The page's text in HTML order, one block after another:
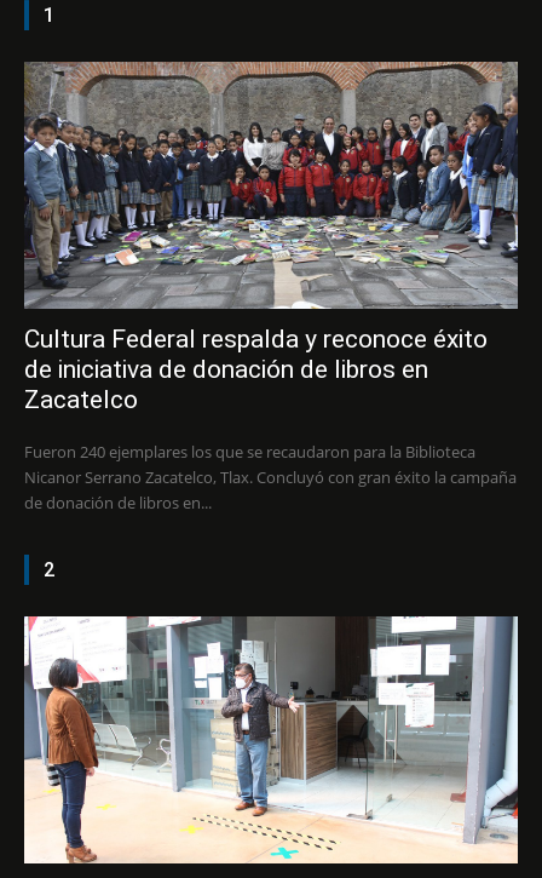
1
Cultura Federal respalda y reconoce éxito
de iniciativa de donación de libros en
Zacatelco
Fueron 240 ejemplares los que se recaudaron para la Biblioteca
Nicanor Serrano Zacatelco, Tlax. Concluyó con gran éxito la campaña
de donación de libros en...
2